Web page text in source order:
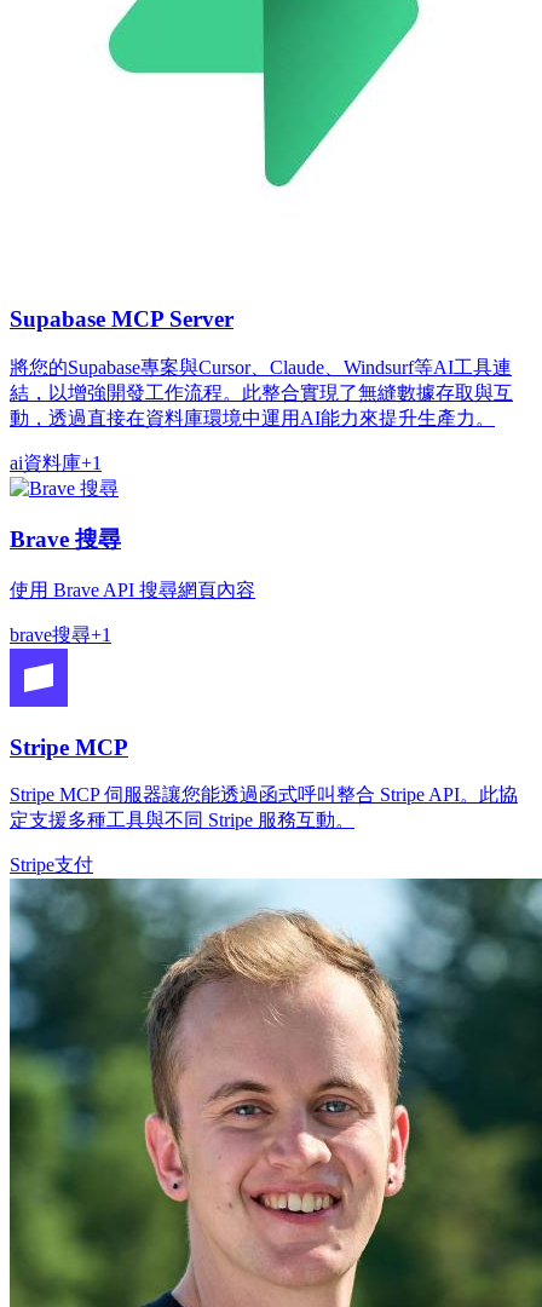
Supabase MCP Server
將您的Supabase專案與Cursor、Claude、Windsurf等AI工具連
結，以增強開發工作流程。此整合實現了無縫數據存取與互
動，透過直接在資料庫環境中運用AI能力來提升生產力。
ai資料庫+1
Brave 搜尋
使用 Brave API 搜尋網頁內容
brave搜尋+1
Stripe MCP
Stripe MCP 伺服器讓您能透過函式呼叫整合 Stripe API。此協
定支援多種工具與不同 Stripe 服務互動。
Stripe支付